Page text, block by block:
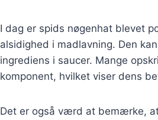
I dag er spids nøgenhat blevet
alsidighed i madlavning. Den
ingrediens i saucer. Mange
komponent, hvilket viser dens
Det er også værd at bemærke,